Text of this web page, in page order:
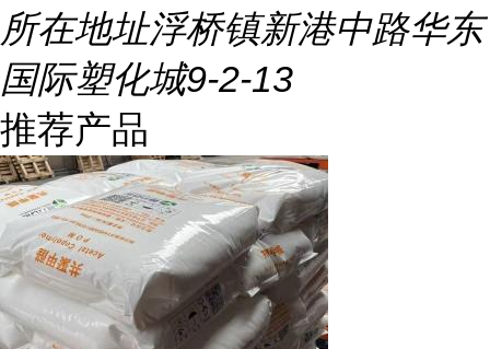
所在地址浮桥镇新港中路华东
国际塑化城9-2-13
推荐产品